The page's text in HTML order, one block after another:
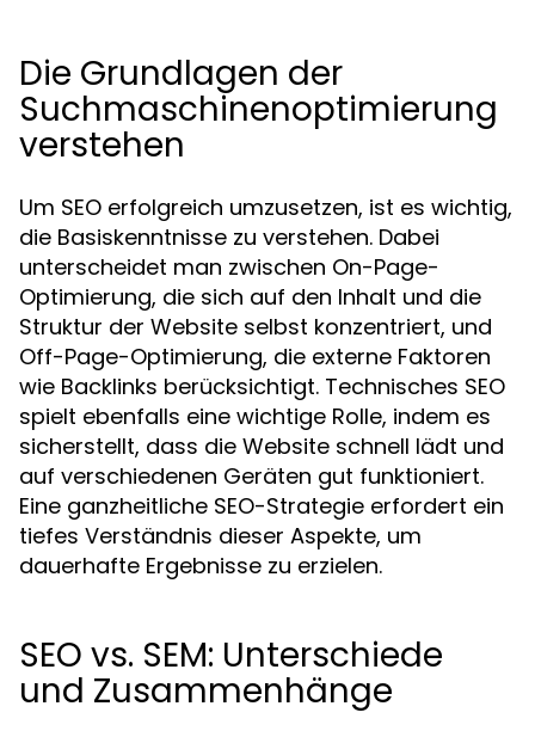
Die Grundlagen der
Suchmaschinenoptimierung
verstehen
Um SEO erfolgreich umzusetzen, ist es wichtig,
die Basiskenntnisse zu verstehen. Dabei
unterscheidet man zwischen On-Page-
Optimierung, die sich auf den Inhalt und die
Struktur der Website selbst konzentriert, und
Off-Page-Optimierung, die externe Faktoren
wie Backlinks berücksichtigt. Technisches SEO
spielt ebenfalls eine wichtige Rolle, indem es
sicherstellt, dass die Website schnell lädt und
auf verschiedenen Geräten gut funktioniert.
Eine ganzheitliche SEO-Strategie erfordert ein
tiefes Verständnis dieser Aspekte, um
dauerhafte Ergebnisse zu erzielen.
SEO vs. SEM: Unterschiede
und Zusammenhänge